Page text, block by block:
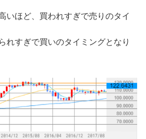
いほど、買われすぎで売りのタイ
れすぎで買いのタイミングとなり